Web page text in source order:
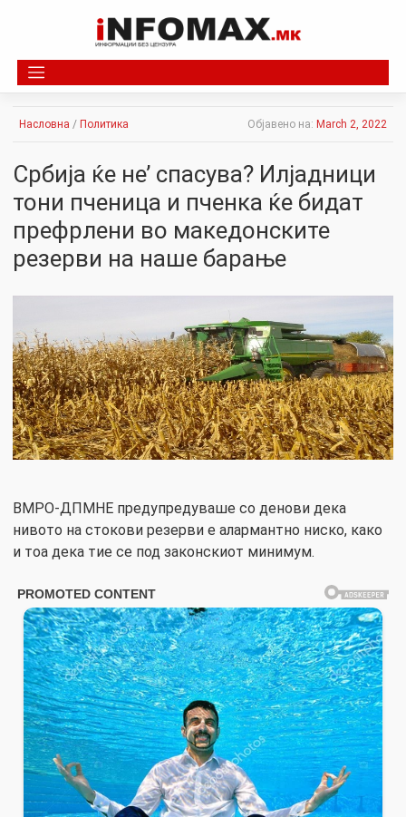
Насловна / Политика Објавено на: March 2, 2022
Србија ќе не’ спасува? Илјадници
тони пченица и пченка ќе бидат
префрлени во македонските
резерви на наше барање
ВМРО-ДПМНЕ предупредуваше со денови дека
нивото на стокови резерви е алармантно ниско, како
и тоа дека тие се под законскиот минимум.